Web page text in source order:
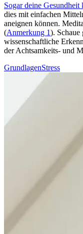
Sogar deine
dies mit ein­fa­chen
aneignen können.
(Anmerkung 1). Schaue
wissenschaftliche
der Achtsamkeits- und
GrundlagenStress